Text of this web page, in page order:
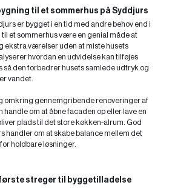
til et sommerhus på Syddjurs
er bygget i en tid med andre behov end i
et sommerhus være en genial måde at
ekstra værelser uden at miste husets
hvordan en udvidelse kan tilføjes
så den forbedrer husets samlede udtryk og
vandet.
omkring gennemgribende renoveringer af
handle om at åbne facaden op eller lave en
plads til det store køkken-alrum. God
handler om at skabe balance mellem det
holdbare løsninger.
streger til byggetilladelse